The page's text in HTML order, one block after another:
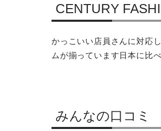
CENTURY
かっこいい店員さんに対応
ムが揃っています日本に比
みんなの口コミ